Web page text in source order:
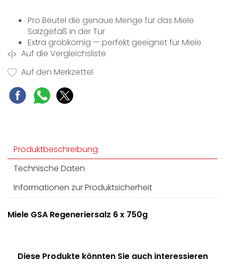
Pro Beutel die genaue Menge für das Miele
Salzgefäß in der Tür
Extra grobkörnig — perfekt geeignet für Miele
Geschirrspüler
Kalkablagerungen
Auf die Vergleichsliste
Auf den Merkzettel
Produktbeschreibung
Technische Daten
Informationen zur Produktsicherheit
Miele GSA Regeneriersalz 6 x 750g
Diese Produkte könnten Sie auch interessieren